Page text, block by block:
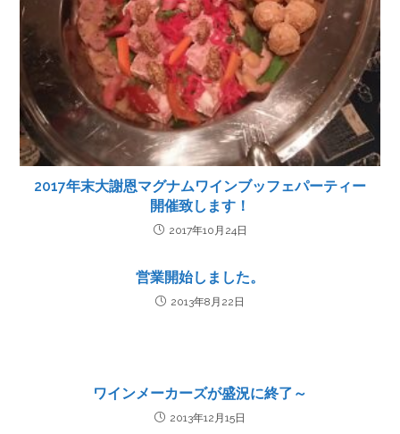
2017年末大謝恩マグナムワインブッフェパーティー
開催致します ！
2017年10月24日
営業開始しました。
2013年8月22日
ワインメーカーズが盛況に終了～
2013年12月15日